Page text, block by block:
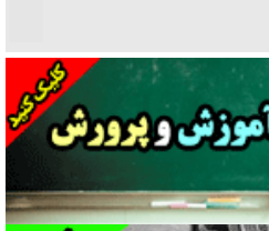
خصوصی‌سازی یا انحصار؟
گفت‌وگو با متهم
پیکر بی‌سر شهید را از